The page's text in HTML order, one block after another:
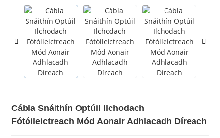
Cábla Snáithín Optúil Ilchodach
Fótóileictreach Mód Aonair Adhlacadh Díreach